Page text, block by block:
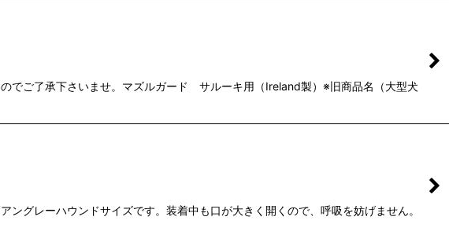
でご了承下さいませ。マズルガード サルーキ用（Ireland製）※旧商品名（大型犬
グレーハウンドサイズです。装着中も口が大きく開くので、呼吸を妨げません。